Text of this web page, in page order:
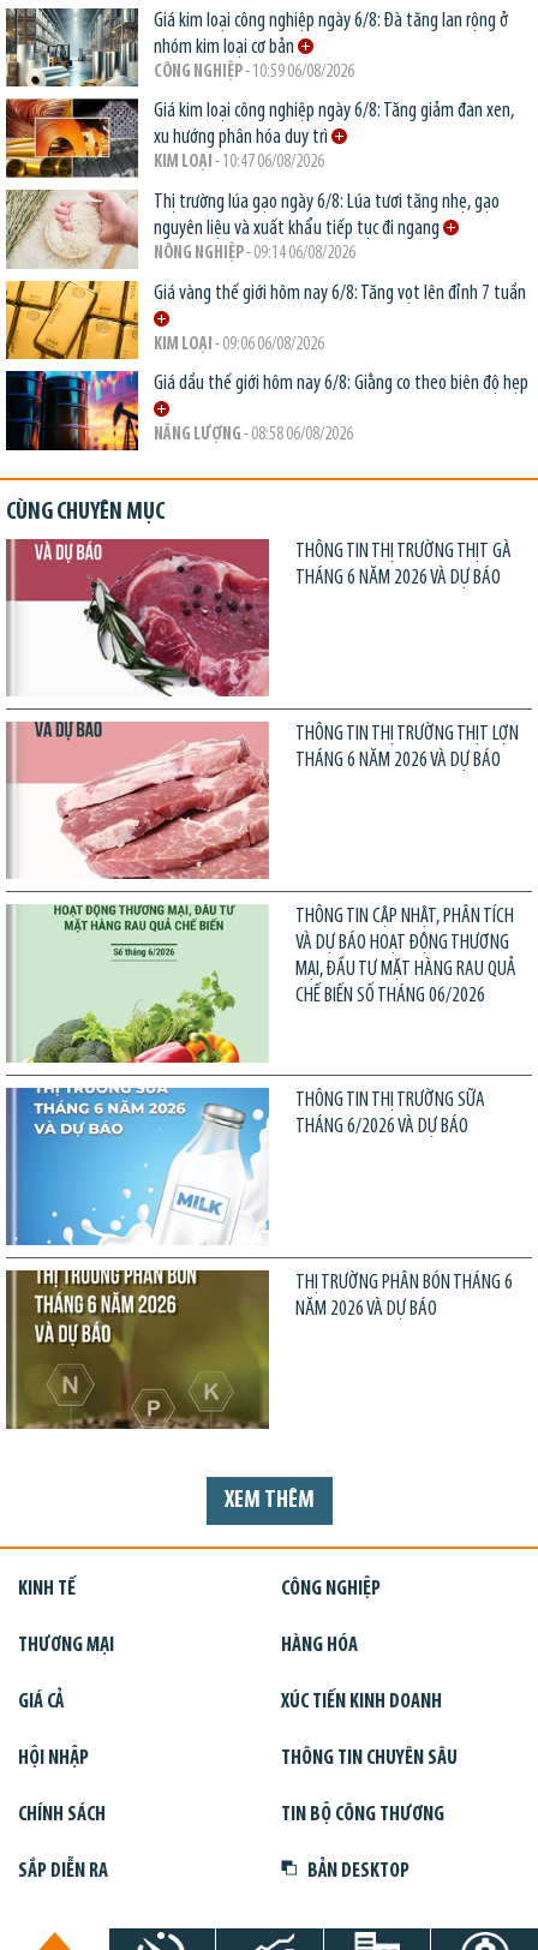
Giá kim loại công nghiệp ngày 6/8: Đà tăng lan rộng ở
nhóm kim loại cơ bản
CÔNG NGHIỆP- 10:59 06/08/2026
Giá kim loại công nghiệp ngày 6/8: Tăng giảm đan xen,
xu hướng phân hóa duy trì
KIM LOẠI - 10:47 06/08/2026
Thị trường lúa gạo ngày 6/8: Lúa tươi tăng nhẹ, gạo
nguyên liệu và xuất khẩu tiếp tục đi ngang
NÔNG NGHIỆP- 09:14 06/08/2026
Giá vàng thế giới hôm nay 6/8: Tăng vọt lên đỉnh 7 tuần
KIM LOẠI - 09:06 06/08/2026
Giá dầu thế giới hôm nay 6/8: Giằng co theo biên độ hẹp
NĂNG LƯỢNG - 08:58 06/08/2026
CÙNG CHUYÊN MỤC
THÔNG TIN THỊ TRƯỜNG THỊT GÀ
THÁNG 6 NĂM 2026 VÀ DỰ BÁO
THÔNG TIN THỊ TRƯỜNG THỊT LỢN
THÁNG 6 NĂM 2026 VÀ DỰ BÁO
THÔNG TIN CẬP NHẬT, PHÂN TÍCH
VÀ DỰ BÁO HOẠT ĐỘNG THƯƠNG
MẠI, ĐẦU TƯ MẶT HÀNG RAU QUẢ
CHẾ BIẾN SỐ THÁNG 06/2026
THÔNG TIN THỊ TRƯỜNG SỮA
THÁNG 6/2026 VÀ DỰ BÁO
THỊ TRƯỜNG PHÂN BÓN THÁNG 6
NĂM 2026 VÀ DỰ BÁO
XEM THÊM
KINH TẾ CÔNG NGHIỆP
THƯƠNG MẠI HÀNG HÓA
GIÁ CẢ XÚC TIẾN KINH DOANH
HỘI NHẬP THÔNG TIN CHUYÊN SÂU
CHÍNH SÁCH TIN BỘ CÔNG THƯƠNG
SẮP DIỄN RA BẢN DESKTOP